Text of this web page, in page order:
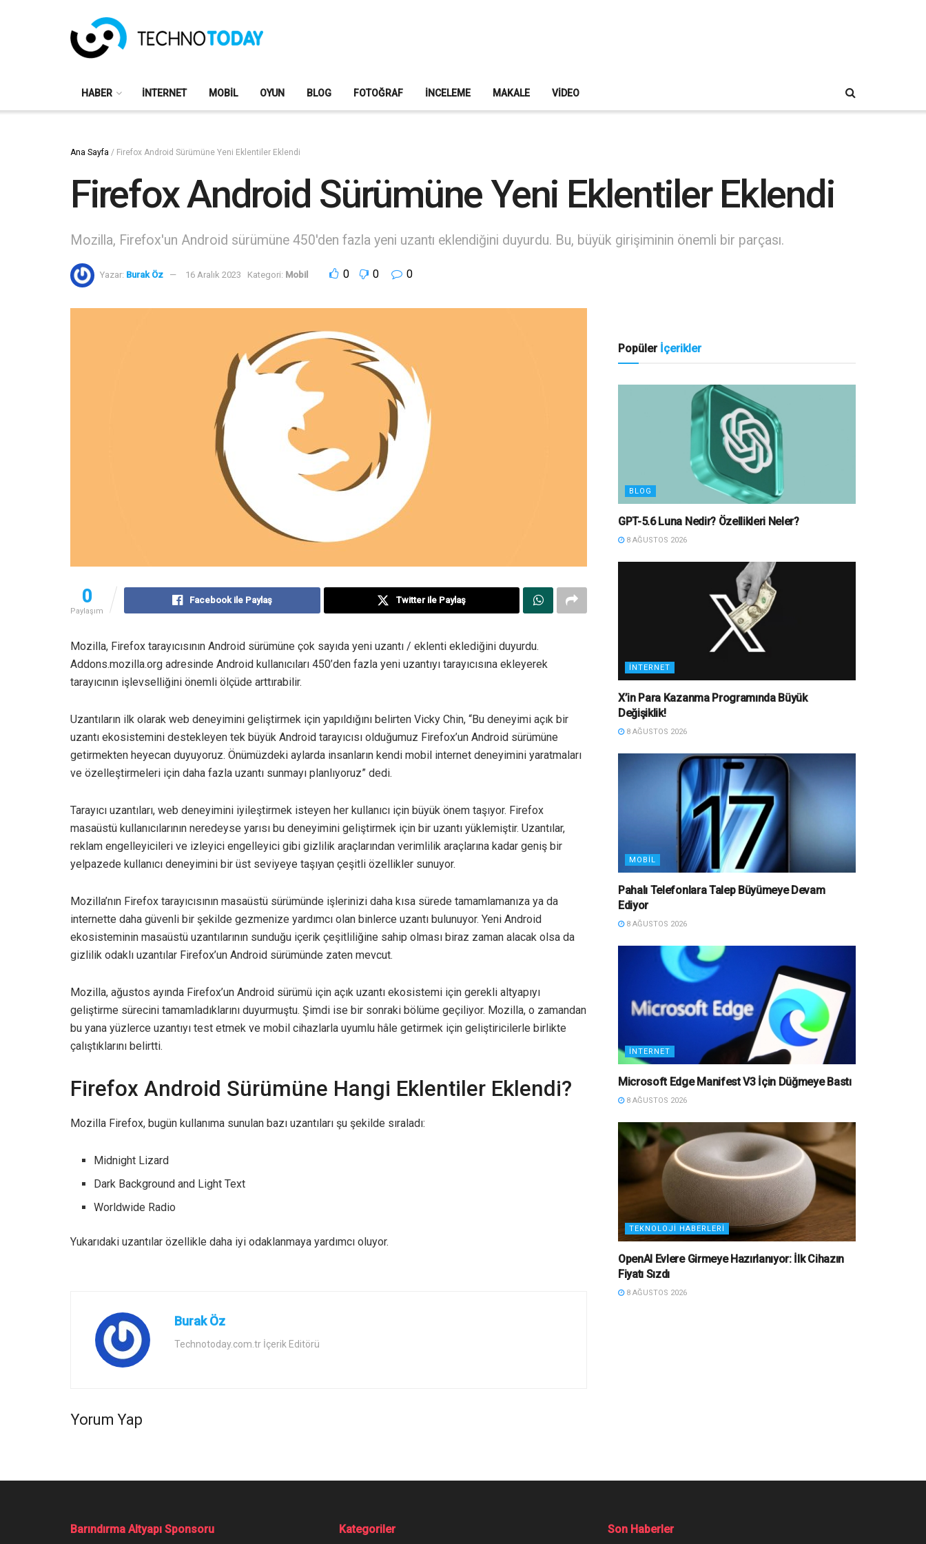
HABER İNTERNET MOBIL OYUN BLOG FOTOĞRAF İNCELEME MAKALE VIDEO
Ana Sayfa / Firefox Android Sürümüne Yeni Eklentiler Eklendi
Firefox Android Sürümüne Yeni Eklentiler Eklendi
Mozilla, Firefox'un Android sürümüne 450'den fazla yeni uzantı eklendiğini duyurdu. Bu, büyük girişiminin önemli bir parçası.
Yazar: Burak Öz 16 Aralık 2023 Kategori: Mobil 0 0 0
0
Paylaşım
Facebook ile Paylaş Twitter ile Paylaş
Mozilla, Firefox tarayıcısının Android sürümüne çok sayıda yeni uzantı / eklenti eklediğini duyurdu.
Addons.mozilla.org adresinde Android kullanıcıları 450’den fazla yeni uzantıyı tarayıcısına ekleyerek
tarayıcının işlevselliğini önemli ölçüde arttırabilir.
Uzantıların ilk olarak web deneyimini geliştirmek için yapıldığını belirten Vicky Chin, “Bu deneyimi açık bir
uzantı ekosistemini destekleyen tek büyük Android tarayıcısı olduğumuz Firefox’un Android sürümüne
getirmekten heyecan duyuyoruz. Önümüzdeki aylarda insanların kendi mobil internet deneyimini yaratmaları
ve özelleştirmeleri için daha fazla uzantı sunmayı planlıyoruz” dedi.
Tarayıcı uzantıları, web deneyimini iyileştirmek isteyen her kullanıcı için büyük önem taşıyor. Firefox
masaüstü kullanıcılarının neredeyse yarısı bu deneyimini geliştirmek için bir uzantı yüklemiştir. Uzantılar,
reklam engelleyicileri ve izleyici engelleyici gibi gizlilik araçlarından verimlilik araçlarına kadar geniş bir
yelpazede kullanıcı deneyimini bir üst seviyeye taşıyan çeşitli özellikler sunuyor.
Mozilla’nın Firefox tarayıcısının masaüstü sürümünde işlerinizi daha kısa sürede tamamlamanıza ya da
internette daha güvenli bir şekilde gezmenize yardımcı olan binlerce uzantı bulunuyor. Yeni Android
ekosisteminin masaüstü uzantılarının sunduğu içerik çeşitliliğine sahip olması biraz zaman alacak olsa da
gizlilik odaklı uzantılar Firefox’un Android sürümünde zaten mevcut.
Mozilla, ağustos ayında Firefox’un Android sürümü için açık uzantı ekosistemi için gerekli altyapıyı
geliştirme sürecini tamamladıklarını duyurmuştu. Şimdi ise bir sonraki bölüme geçiliyor. Mozilla, o zamandan
bu yana yüzlerce uzantıyı test etmek ve mobil cihazlarla uyumlu hâle getirmek için geliştiricilerle birlikte
çalıştıklarını belirtti.
Firefox Android Sürümüne Hangi Eklentiler Eklendi?
Mozilla Firefox, bugün kullanıma sunulan bazı uzantıları şu şekilde sıraladı:
Midnight Lizard
Dark Background and Light Text
Worldwide Radio
Yukarıdaki uzantılar özellikle daha iyi odaklanmaya yardımcı oluyor.
Burak Öz
Technotoday.com.tr İçerik Editörü
Yorum Yap
Popüler İçerikler
BLOG
GPT-5.6 Luna Nedir? Özellikleri Neler?
8 AĞUSTOS 2026
İNTERNET
X’in Para Kazanma Programında Büyük
Değişiklik!
8 AĞUSTOS 2026
MOBIL
Pahalı Telefonlara Talep Büyümeye Devam
Ediyor
8 AĞUSTOS 2026
İNTERNET
Microsoft Edge Manifest V3 İçin Düğmeye Bastı
8 AĞUSTOS 2026
TEKNOLOJI HABERLERI
OpenAI Evlere Girmeye Hazırlanıyor: İlk Cihazın
Fiyatı Sızdı
8 AĞUSTOS 2026